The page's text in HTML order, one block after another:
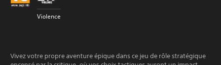
Violence
Vivez votre propre aventure épique dans ce jeu de rôle stratégique